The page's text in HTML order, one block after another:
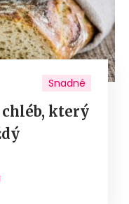
Snadné
chléb, který